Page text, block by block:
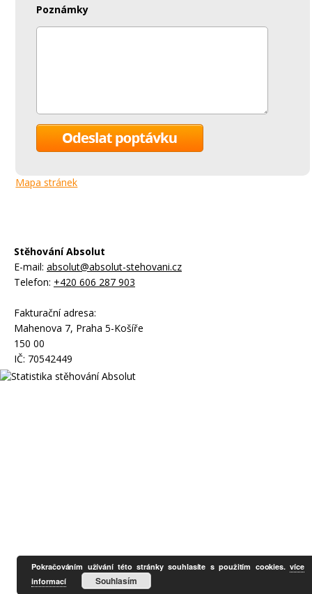
Poznámky
Mapa stránek
Stěhování Absolut
E-mail: absolut@absolut-stehovani.cz
Telefon: +420 606 287 903
Fakturační adresa:
Mahenova 7, Praha 5-Košíře
150 00
IČ: 70542449
Pokračováním užívání této stránky souhlasíte s použitím cookies.více
informací
Souhlasím